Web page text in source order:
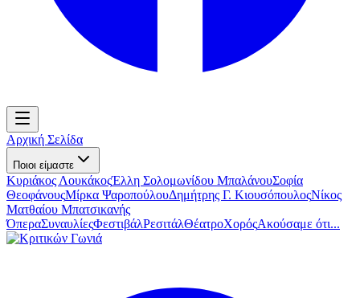
Αρχική Σελίδα
Ποιοι είμαστε
Κυριάκος ΛουκάκοςΈλλη Σολομωνίδου ΜπαλάνουΣοφία
ΘεοφάνουςΜίρκα ΨαροπούλουΔημήτρης Γ. ΚιουσόπουλοςΝίκος
Ματθαίου Μπατσικανής
ΌπεραΣυναυλίεςΦεστιβάλΡεσιτάλΘέατροΧορόςΑκούσαμε ότι...